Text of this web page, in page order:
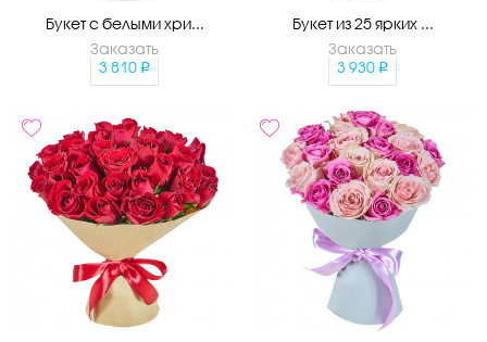
Букет с белыми хри...
Заказать
3 810
Букет из 25 ярких ...
Заказать
3 930